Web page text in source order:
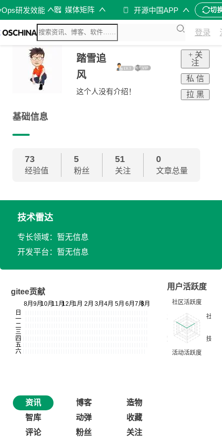
研发效能 媒体矩阵 开源中国APP 切
登录
踏雪追
风
这个人没有介绍！
+ 关
注
私 信
拉 黑
基础信息
73
经验值
5
粉丝
51
关注
0
文章总量
技术雷达
专长领域：暂无信息
开发平台：暂无信息
gitee贡献
用户活跃度
资讯 博客
造物
智库
动弹
收藏
评论
粉丝 关注